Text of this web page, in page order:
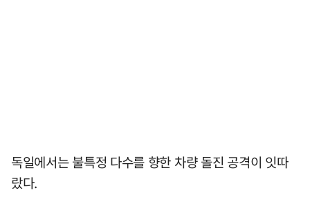
독일에서는 불특정 다수를 향한 차량 돌진 공격이 잇따
랐다.